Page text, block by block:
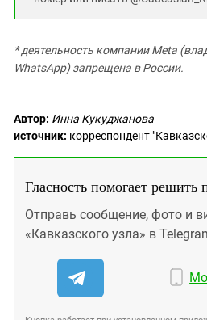
* деятельность компании Meta
WhatsApp) запрещена в России.
Автор: Инна Кукуджанова
источник: корреспондент
Гласность помогает решить
Отправь сообщение, фото и
«Кавказского узла» в